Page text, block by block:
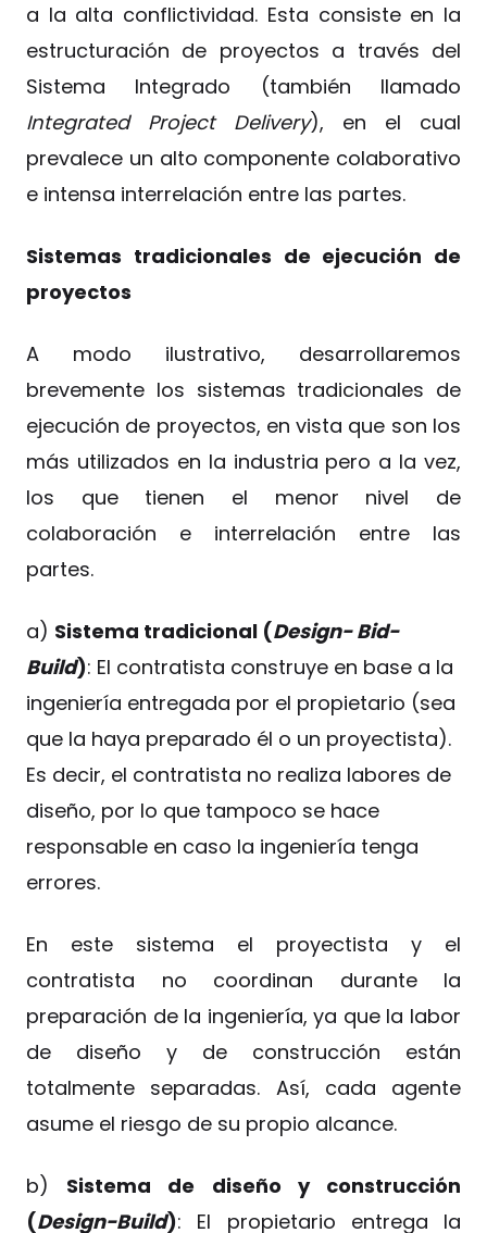
a la alta conflictividad. Esta consiste en la
estructuración de proyectos a través del
Sistema Integrado (también llamado
Integrated Project Delivery), en el cual
prevalece un alto componente colaborativo
e intensa interrelación entre las partes.
Sistemas tradicionales de ejecución de
proyectos
A modo ilustrativo, desarrollaremos
brevemente los sistemas tradicionales de
ejecución de proyectos, en vista que son los
más utilizados en la industria pero a la vez,
los que tienen el menor nivel de
colaboración e interrelación entre las
partes.
a) Sistema tradicional (Design- Bid-
Build): El contratista construye en base a la
ingeniería entregada por el propietario (sea
que la haya preparado él o un proyectista).
Es decir, el contratista no realiza labores de
diseño, por lo que tampoco se hace
responsable en caso la ingeniería tenga
errores.
En este sistema el proyectista y el
contratista no coordinan durante la
preparación de la ingeniería, ya que la labor
de diseño y de construcción están
totalmente separadas. Así, cada agente
asume el riesgo de su propio alcance.
b) Sistema de diseño y construcción
(Design-Build): El propietario entrega la